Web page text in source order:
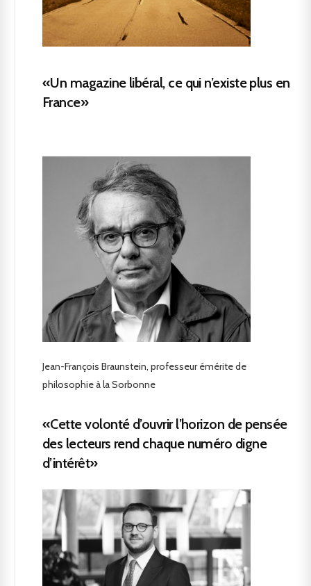
«Un magazine libéral, ce qui n’existe plus en
France»
Jean-François Braunstein, professeur émérite de
philosophie à la Sorbonne
«Cette volonté d’ouvrir l’horizon de pensée
des lecteurs rend chaque numéro digne
d’intérêt»